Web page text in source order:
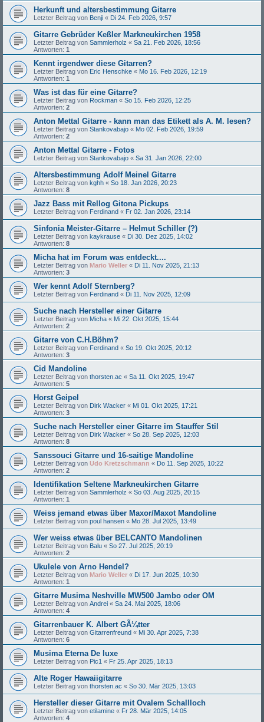
Herkunft und altersbestimmung Gitarre
Letzter Beitrag von Benji « Di 24. Feb 2026, 9:57
Gitarre Gebrüder Keßler Markneukirchen 1958
Letzter Beitrag von Sammlerholz « Sa 21. Feb 2026, 18:56
Antworten: 1
Kennt irgendwer diese Gitarren?
Letzter Beitrag von Eric Henschke « Mo 16. Feb 2026, 12:19
Antworten: 1
Was ist das für eine Gitarre?
Letzter Beitrag von Rockman « So 15. Feb 2026, 12:25
Antworten: 2
Anton Mettal Gitarre - kann man das Etikett als A. M. lesen?
Letzter Beitrag von Stankovabajo « Mo 02. Feb 2026, 19:59
Antworten: 2
Anton Mettal Gitarre - Fotos
Letzter Beitrag von Stankovabajo « Sa 31. Jan 2026, 22:00
Altersbestimmung Adolf Meinel Gitarre
Letzter Beitrag von kghh « So 18. Jan 2026, 20:23
Antworten: 8
Jazz Bass mit Rellog Gitona Pickups
Letzter Beitrag von Ferdinand « Fr 02. Jan 2026, 23:14
Sinfonia Meister-Gitarre – Helmut Schiller (?)
Letzter Beitrag von kaykrause « Di 30. Dez 2025, 14:02
Antworten: 8
Micha hat im Forum was entdeckt....
Letzter Beitrag von Mario Weller « Di 11. Nov 2025, 21:13
Antworten: 3
Wer kennt Adolf Sternberg?
Letzter Beitrag von Ferdinand « Di 11. Nov 2025, 12:09
Suche nach Hersteller einer Gitarre
Letzter Beitrag von Micha « Mi 22. Okt 2025, 15:44
Antworten: 2
Gitarre von C.H.Böhm?
Letzter Beitrag von Ferdinand « So 19. Okt 2025, 20:12
Antworten: 3
Cid Mandoline
Letzter Beitrag von thorsten.ac « Sa 11. Okt 2025, 19:47
Antworten: 5
Horst Geipel
Letzter Beitrag von Dirk Wacker « Mi 01. Okt 2025, 17:21
Antworten: 3
Suche nach Hersteller einer Gitarre im Stauffer Stil
Letzter Beitrag von Dirk Wacker « So 28. Sep 2025, 12:03
Antworten: 8
Sanssouci Gitarre und 16-saitige Mandoline
Letzter Beitrag von Udo Kretzschmann « Do 11. Sep 2025, 10:22
Antworten: 2
Identifikation Seltene Markneukirchen Gitarre
Letzter Beitrag von Sammlerholz « So 03. Aug 2025, 20:15
Antworten: 1
Weiss jemand etwas über Maxor/Maxot Mandoline
Letzter Beitrag von poul hansen « Mo 28. Jul 2025, 13:49
Wer weiss etwas über BELCANTO Mandolinen
Letzter Beitrag von Balu « So 27. Jul 2025, 20:19
Antworten: 2
Ukulele von Arno Hendel?
Letzter Beitrag von Mario Weller « Di 17. Jun 2025, 10:30
Antworten: 1
Gitarre Musima Neshville MW500 Jambo oder OM
Letzter Beitrag von Andrei « Sa 24. Mai 2025, 18:06
Antworten: 4
Gitarrenbauer K. Albert GÃ¼tter
Letzter Beitrag von Gitarrenfreund « Mi 30. Apr 2025, 7:38
Antworten: 6
Musima Eterna De luxe
Letzter Beitrag von Pic1 « Fr 25. Apr 2025, 18:13
Alte Roger Hawaiigitarre
Letzter Beitrag von thorsten.ac « So 30. Mär 2025, 13:03
Hersteller dieser Gitarre mit Ovalem Schallloch
Letzter Beitrag von etilamine « Fr 28. Mär 2025, 14:05
Antworten: 4